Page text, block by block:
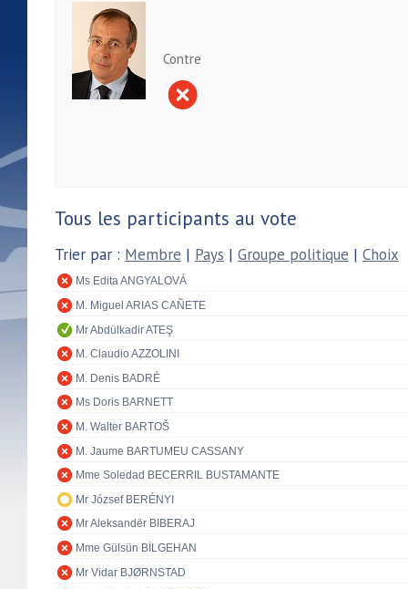
Contre
Tous les participants au vote
Trier par : Membre | Pays | Groupe politique | Choix
Ms Edita ANGYALOVÁ
M. Miguel ARIAS CAÑETE
Mr Abdülkadir ATEŞ
M. Claudio AZZOLINI
M. Denis BADRÉ
Ms Doris BARNETT
M. Walter BARTOŠ
M. Jaume BARTUMEU CASSANY
Mme Soledad BECERRIL BUSTAMANTE
Mr József BERÉNYI
Mr Aleksandër BIBERAJ
Mme Gülsün BİLGEHAN
Mr Vidar BJØRNSTAD